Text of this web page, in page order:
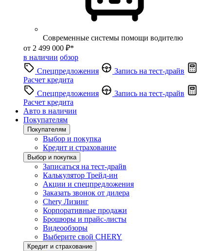
Современные системы помощи водителю
от 2 499 000 ₽*
в наличии обзор
Спецпредложения
Запись на тест-драйв
Расчет кредита
Спецпредложения
Запись на тест-драйв
Расчет кредита
Авто в наличии
Покупателям
Покупателям
Выбор и покупка
Кредит и страхование
Выбор и покупка
Записаться на тест-драйв
Калькулятор Трейд-ин
Акции и спецпредложения
Заказать звонок от дилера
Chery Лизинг
Корпоративные продажи
Брошюры и прайс-листы
Видеообзоры
Выберите свой CHERY
Кредит и страхование